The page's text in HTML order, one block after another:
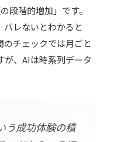
段階的増加」です。
レないとわかると
チェックでは月ごと
が、AIは時系列データ
う成功体験の積